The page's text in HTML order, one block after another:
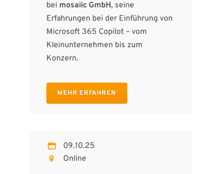
bei mosaiic GmbH, seine
Erfahrungen bei der Einführung von
Microsoft 365 Copilot – vom
Kleinunternehmen bis zum
Konzern.
MEHR ERFAHREN
09.10.25
Online